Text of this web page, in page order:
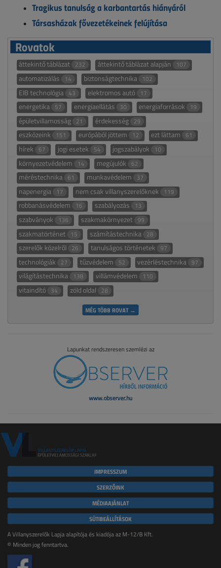
Tragikus tanulság a karbantartás hiányáról
Társasházak fővezetékeinek felújítása
Rovatok
áttekintő táblázat 232 áttekintő táblázat alapján 107
automatizálás 14 biztonságtechnika 102
EIB technológia 43 elektromos autó 17
energetika 57 energiaellátás 30 energiaforrások 19
épületvillamosság 21 érdekesség 29
eszközeink 151 európából jöttem 12 ezt láttam 61
hírek 67 jogi esetek 54 jogszabályok 10
környezetvédelem 14 megújulók 62
méréstechnika 61 munkavédelem 37
napenergia 17 nem csak villanyszerelőknek 119
robbanásvédelem 16 szabályozás 13
szabványok 136 szakmakörnyezet 99
szakmatörténet 15 számítástechnika 28
szerelők közelről 26 tanulságos történetek 97
technológiák 27 tűzvédelem 52 vezérléstechnika 97
világítástechnika 138 villámvédelem 110
vitaindító 34 zöld oldal 28
MÉG TÖBB ROVAT →
Lapunkat rendszeresen szemlézi az
www.observer.hu
IMPRESSZUM
SZERZŐINK
MÉDIAAJÁNLAT
SÜTIBEÁLLÍTÁSOK
A Villanyszerelők Lapja alapítója és kiadója az M-12/B Kft.
© Minden jog fenntartva.